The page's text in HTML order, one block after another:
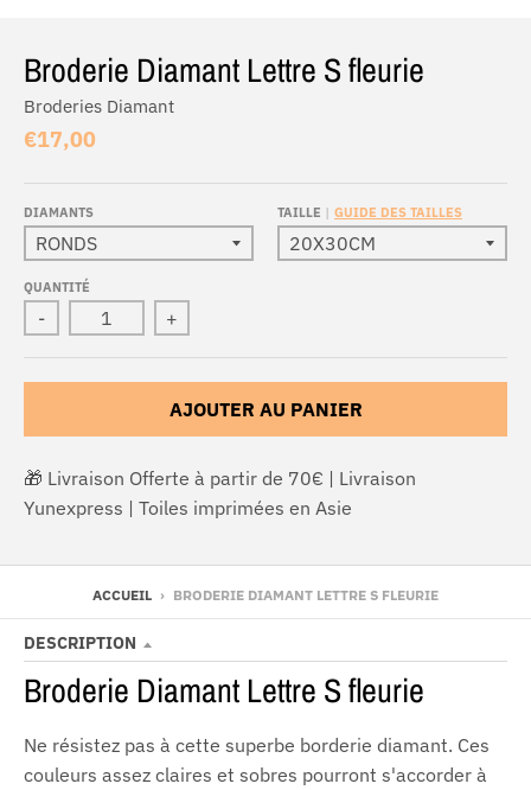
Broderie Diamant Lettre S fleurie
Broderies Diamant
€17,00
DIAMANTS TAILLE GUIDE DES TAILLES
QUANTITÉ
- +
AJOUTER AU PANIER
🎁 Livraison Offerte à partir de 70€ | Livraison
Yunexpress | Toiles imprimées en Asie
ACCUEIL › BRODERIE DIAMANT LETTRE S FLEURIE
DESCRIPTION
Broderie Diamant Lettre S fleurie
Ne résistez pas à cette superbe borderie diamant. Ces
couleurs assez claires et sobres pourront s'accorder à